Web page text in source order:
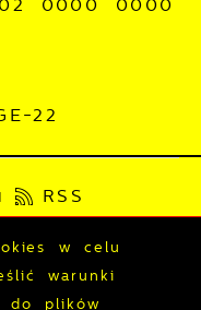
0000 0000
22
RSS
Sygnalista
w celu
warunki
do plików